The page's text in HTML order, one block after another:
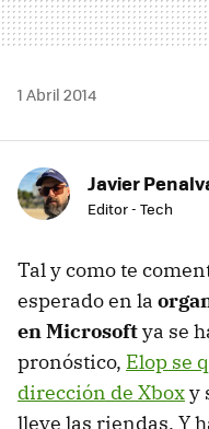
1 Abril 2014
Javier
Editor - Tech
Tal y como te
esperado en la
en Microsoftya se
pronóstico, Elop se
dirección de Xboxy
lleve las riendas. Y